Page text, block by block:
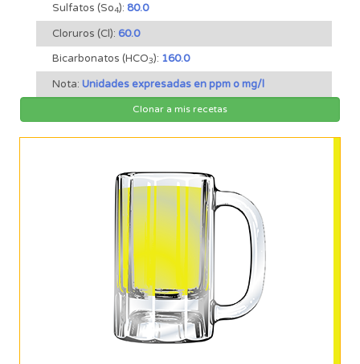
Sulfatos (So4): 80.0
Cloruros (Cl): 60.0
Bicarbonatos (HCO3): 160.0
Nota: Unidades expresadas en ppm o mg/l
Clonar a mis recetas